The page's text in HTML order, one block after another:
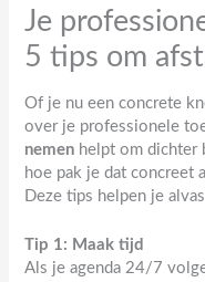
Je
5 tips om
Of je nu een concrete
over je professionele
nemen helpt om dichter
hoe pak je dat concreet
Deze tips helpen je
Tip 1: Maak tijd
Als je agenda 24/7